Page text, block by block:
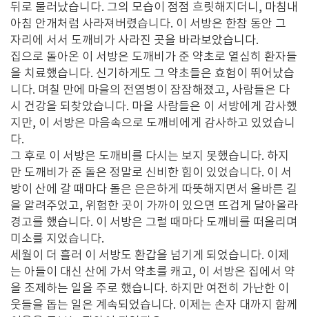
뒤로 물러났습니다. 그의 모습이 점점 흐릿해지더니, 마침내
아침 안개처럼 사라져버렸습니다. 이 서방은 한참 동안 그
자리에 서서 도깨비가 사라진 곳을 바라보았습니다.
집으로 돌아온 이 서방은 도깨비가 준 약초로 열심히 환자들
을 치료했습니다. 신기하게도 그 약초들은 효험이 뛰어났습
니다. 며칠 만에 마을의 전염병이 잠잠해졌고, 사람들은 다
시 건강을 되찾았습니다. 마을 사람들은 이 서방에게 감사했
지만, 이 서방은 마음속으로 도깨비에게 감사하고 있었습니
다.
그 후로 이 서방은 도깨비를 다시는 보지 못했습니다. 하지
만 도깨비가 준 돌은 정말로 신비한 힘이 있었습니다. 이 서
방이 산에 갈 때마다 돌은 은은하게 따뜻해지면서 올바른 길
을 알려주었고, 위험한 곳이 가까이 있으면 뜨겁게 달아올라
경고를 했습니다. 이 서방은 그럴 때마다 도깨비를 떠올리며
미소를 지었습니다.
세월이 더 흘러 이 서방도 환갑을 넘기게 되었습니다. 이제
는 아들이 대신 산에 가서 약초를 캐고, 이 서방은 집에서 약
을 조제하는 일을 주로 했습니다. 하지만 여전히 가난한 이
웃들을 돕는 일은 계속되었습니다. 이제는 손자 대까지 함께